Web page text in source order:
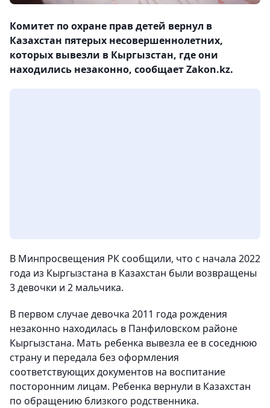
Комитет по охране прав детей вернул в
Казахстан пятерых несовершеннолетних,
которых вывезли в Кыргызстан, где они
находились незаконно, сообщает Zakon.kz.
В Минпросвещения РК сообщили, что с начала 2022
года из Кыргызстана в Казахстан были возвращены
3 девочки и 2 мальчика.
В первом случае девочка 2011 года рождения
незаконно находилась в Панфиловском районе
Кыргызстана. Мать ребенка вывезла ее в соседнюю
страну и передала без оформления
соответствующих документов на воспитание
посторонним лицам. Ребенка вернули в Казахстан
по обращению близкого родственника.